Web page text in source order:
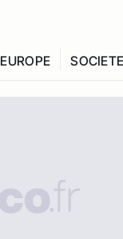
EUROPE SOCIETE